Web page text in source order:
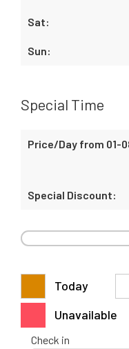
Special Time
Today
Unavailable
Check in